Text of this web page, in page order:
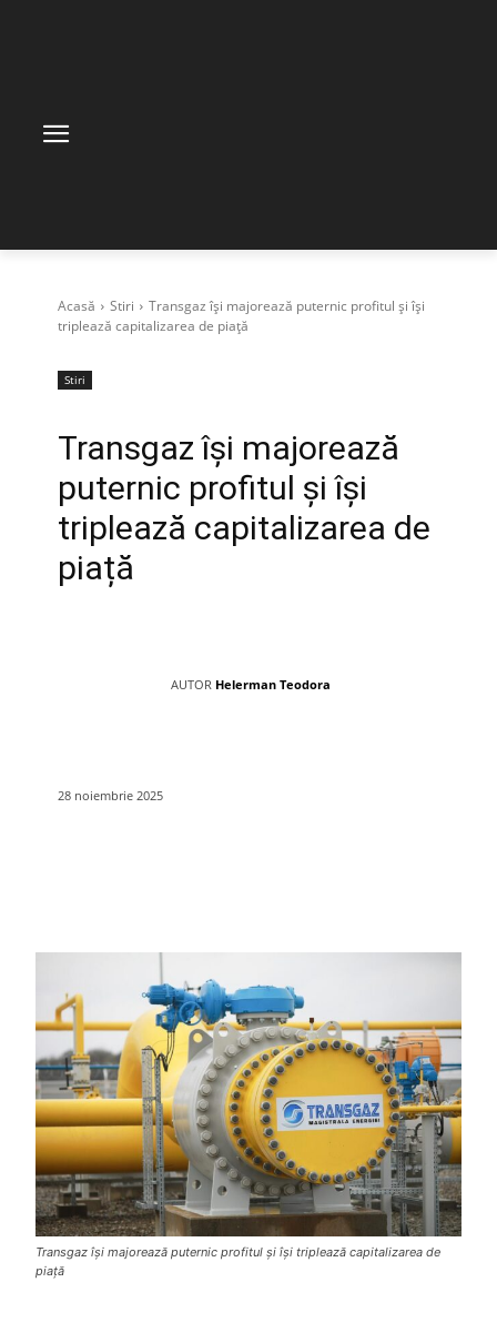
Acasă Stiri
Transgaz își majorează puternic profitul și își
triplează capitalizarea de piață
Stiri
Transgaz își majorează
puternic profitul și își
triplează capitalizarea de
piață
AUTOR Helerman Teodora
28 noiembrie 2025
Transgaz își majorează puternic profitul și își triplează capitalizarea de
piață